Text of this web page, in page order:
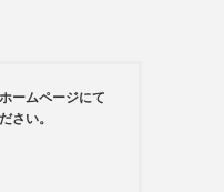
ームページにて
さい。